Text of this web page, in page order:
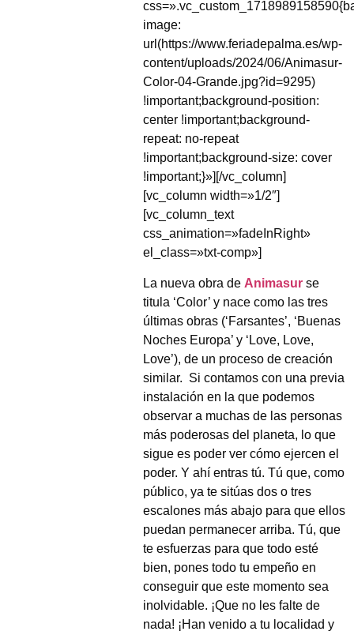
image:
url(https://www.feriadepalma.es/wp-
content/uploads/2024/06/Animasur-
Color-04-Grande.jpg?id=9295)
!important;background-position:
center !important;background-
repeat: no-repeat
!important;background-size: cover
!important;}»][/vc_column]
[vc_column width=»1/2″]
[vc_column_text
css_animation=»fadeInRight»
el_class=»txt-comp»]
La nueva obra de Animasur se
titula ‘Color’ y nace como las tres
últimas obras (‘Farsantes’, ‘Buenas
Noches Europa’ y ‘Love, Love,
Love’), de un proceso de creación
similar. Si contamos con una previa
instalación en la que podemos
observar a muchas de las personas
más poderosas del planeta, lo que
sigue es poder ver cómo ejercen el
poder. Y ahí entras tú. Tú que, como
público, ya te sitúas dos o tres
escalones más abajo para que ellos
puedan permanecer arriba. Tú, que
te esfuerzas para que todo esté
bien, pones todo tu empeño en
conseguir que este momento sea
inolvidable. ¡Que no les falte de
nada! ¡Han venido a tu localidad y